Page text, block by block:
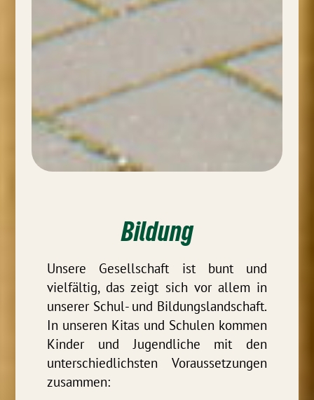
Bildung
Unsere Gesellschaft ist bunt und
vielfältig, das zeigt sich vor allem in
unserer Schul- und Bildungslandschaft.
In unseren Kitas und Schulen kommen
Kinder und Jugendliche mit den
unterschiedlichsten Voraussetzungen
zusammen: